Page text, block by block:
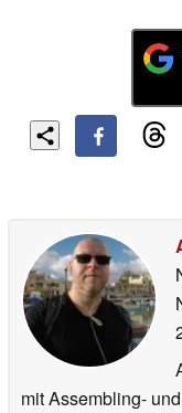
mit Assembling-